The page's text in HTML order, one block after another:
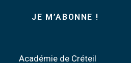
Académie de Créteil